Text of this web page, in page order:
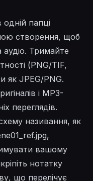
папці
створення, щоб
аудіо. Тримайте
(PNG/TIF,
як JPEG/PNG.
і MP3-
переглядів.
називання, як
вашому
нотатку
що перелічує